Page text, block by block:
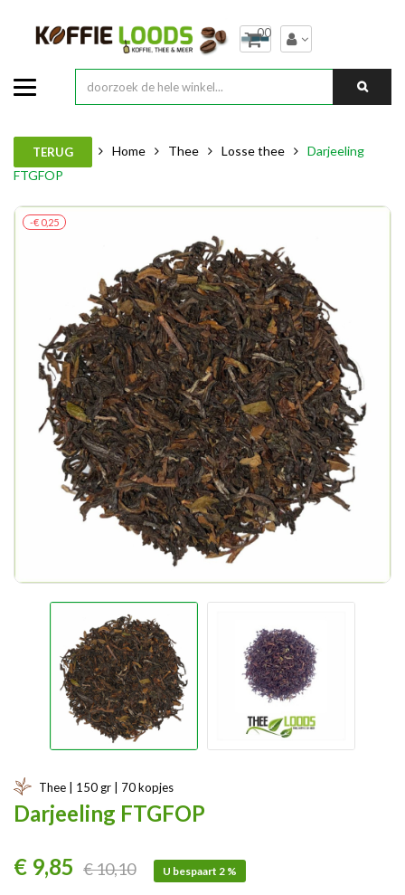
00
TERUG Home Thee Losse thee
Darjeeling
FTGFOP
-€ 0,25
Thee | 150 gr | 70 kopjes
Darjeeling FTGFOP
€ 9,85 € 10,10 U bespaart 2 %